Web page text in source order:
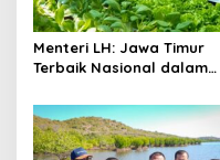
Menteri LH: Jawa Timur
Terbaik Nasional dalam
Perlindungan Lingkungan